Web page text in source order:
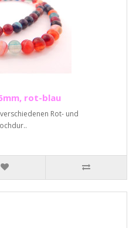
rot-blau
Rot- und